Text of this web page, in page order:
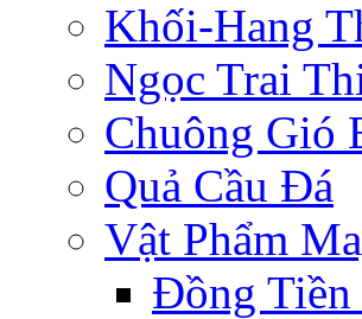
Khối-Hang
Ngọc Trai
Chuông Gió
Quả Cầu Đá
Vật Phẩm
Đồng